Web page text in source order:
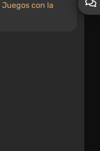
Juegos con la